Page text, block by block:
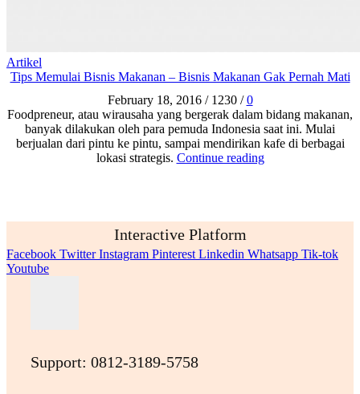
Artikel
Tips Memulai Bisnis Makanan – Bisnis Makanan Gak Pernah Mati
February 18, 2016 / 1230 / 0
Foodpreneur, atau wirausaha yang bergerak dalam bidang makanan,
banyak dilakukan oleh para pemuda Indonesia saat ini. Mulai
berjualan dari pintu ke pintu, sampai mendirikan kafe di berbagai
lokasi strategis. Continue reading
Interactive Platform
Facebook Twitter Instagram Pinterest Linkedin Whatsapp Tik-tok
Youtube
Support: 0812-3189-5758